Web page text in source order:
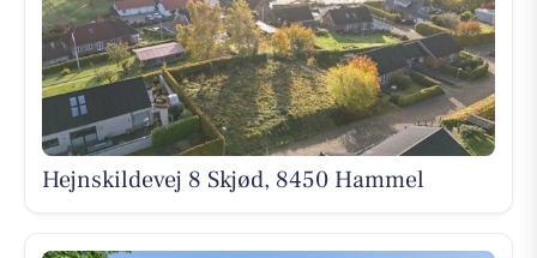
Hejnskildevej 8 Skjød, 8450 Hammel